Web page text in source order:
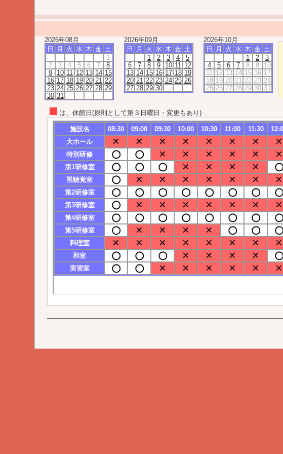
2026年08月
日
月 火 水 木 金 土
1
2
3 4 5 6 7
8
9
10 11 12 13 14 15
16 17 18 19 20 21 22
23 24 25 26 27 28 29
30 31
2026年09月
日
月 火 水 木 金 土
1
2 3 4
5
6
7 8 9 10 11 12
13 14 15 16 17 18 19
20 21 22 23 24 25 26
27 28 29 30
2026年10月
日
月 火 水 木 金 土
1
2
3
4
5 6 7 8 9
10
11 12 13 14 15 16 17
18 19 20 21 22 23 24
25 26 27 28 29 30 31
は、休館日(原則として第３日曜日・変更もあり)